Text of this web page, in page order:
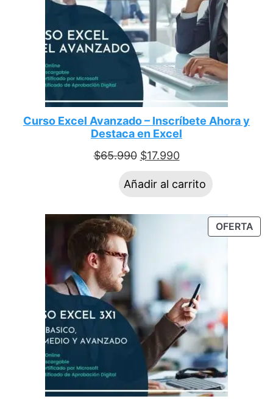
Curso Excel Avanzado – Inscríbete Ahora y
Destaca en Excel
$65.990 $17.990
Añadir al carrito
OFERTA